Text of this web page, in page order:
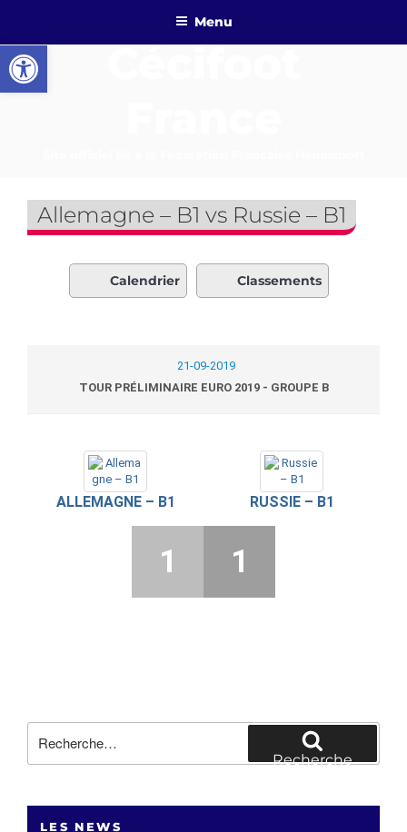
contenu
principal
Menu
Allemagne – B1 vs Russie – B1
Calendrier Classements
21-09-2019
TOUR PRÉLIMINAIRE EURO 2019 - GROUPE B
ALLEMAGNE – B1 RUSSIE – B1
1 1
pour
Recherche
LES NEWS
Ouvrir la barre d’outils